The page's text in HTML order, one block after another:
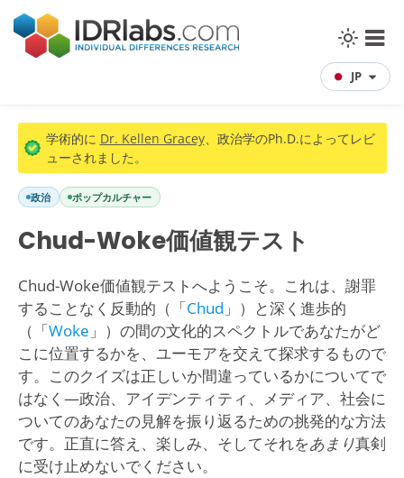
JP
学術的に Dr. Kellen Gracey、政治学のPh.D.によってレビ
ューされました。
政治 ポップカルチャー
Chud-Woke価値観テスト
Chud-Woke価値観テストへようこそ。これは、謝罪
することなく反動的（「Chud 」）と深く進歩的
（「Woke 」）の間の文化的スペクトルであなたがど
こに位置するかを、ユーモアを交えて探求するもので
す。このクイズは正しいか間違っているかについてで
はなく—政治、アイデンティティ、メディア、社会に
ついてのあなたの見解を振り返るための挑発的な方法
です。正直に答え、楽しみ、そしてそれをあまり真剣
に受け止めないでください。